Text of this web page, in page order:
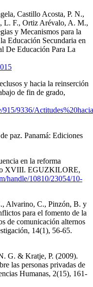
Castillo Acosta, P. N.,
L. F., Ortiz Arévalo, A. M.,
y Mecanismos para la
Educación Secundaria en
De Educación Para La
y hacia la reinserción
de fin de grado,
9336/
paz. Panamá: Ediciones
en la reforma
XVIII. EGUZKILORE,
handle/10810/23054/10-
Alvarino, C., Pinzón, B. y
para el fomento de la
de comunicación alternos
14(1), 56-65.
G. & Kratje, P. (2009).
las personas privadas de
Humanas, 2(15), 161-